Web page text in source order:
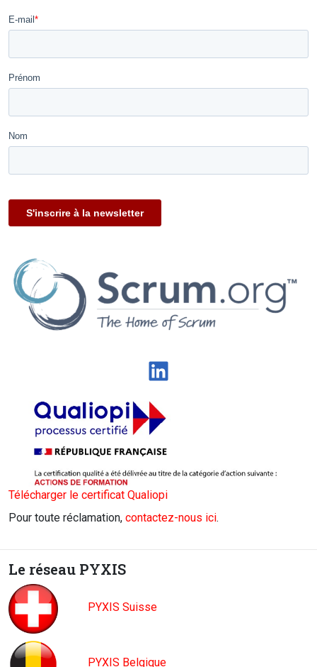
LinkedIn
Télécharger le certificat Qualiopi
Pour toute réclamation, contactez-nous ici.
Le réseau PYXIS
PYXIS Suisse
PYXIS Belgique